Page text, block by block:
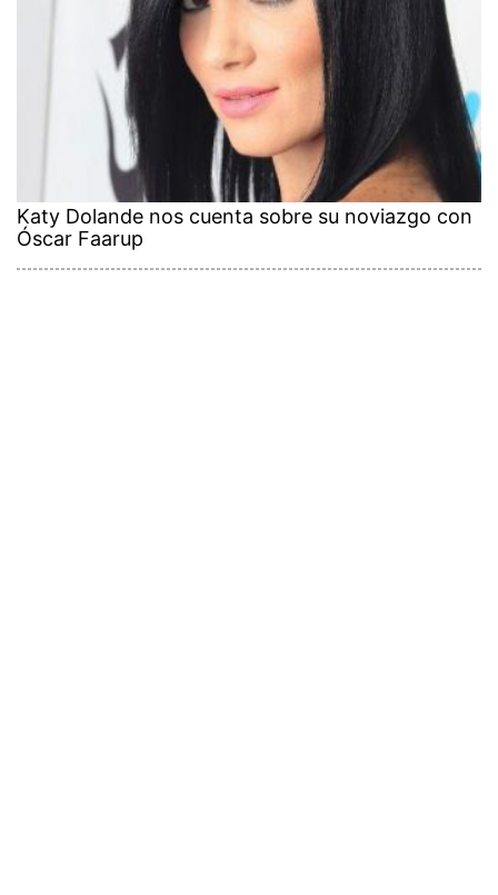
Katy Dolande nos cuenta sobre su noviazgo con
Óscar Faarup